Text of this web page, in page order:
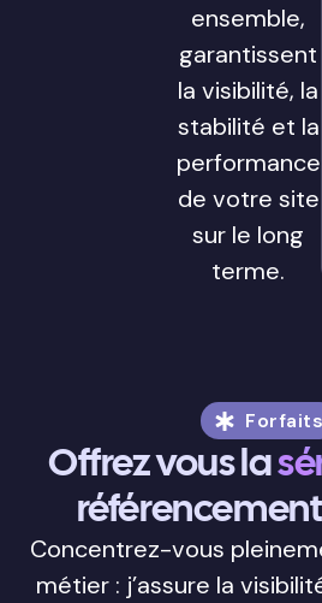
ensemble,
garantissent
la visibilité, la
stabilité et la
performance
de votre site
sur le long
terme.
Forfaits
Offrez vous la
Concentrez-vous
métier : j’assure la